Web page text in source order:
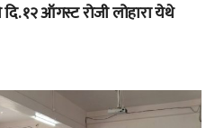
१२ ऑगस्ट रोजी लोहारा येथे